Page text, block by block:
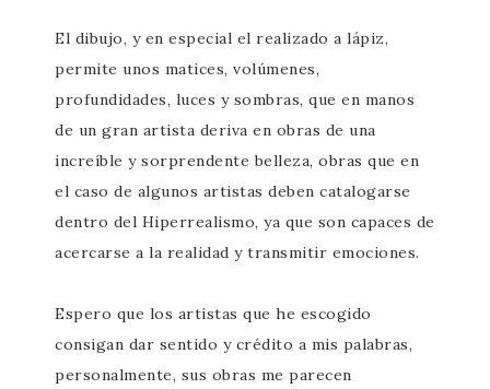
El dibujo, y en especial el realizado a lápiz,
permite unos matices, volúmenes,
profundidades, luces y sombras, que en manos
de un gran artista deriva en obras de una
increíble y sorprendente belleza, obras que en
el caso de algunos artistas deben catalogarse
dentro del Hiperrealismo, ya que son capaces de
acercarse a la realidad y transmitir emociones.
Espero que los artistas que he escogido
consigan dar sentido y crédito a mis palabras,
personalmente, sus obras me parecen